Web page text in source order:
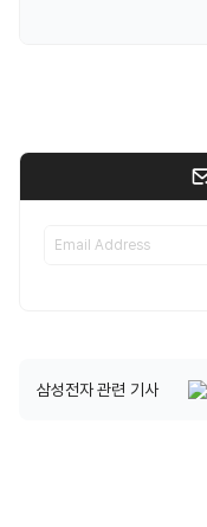
삼성전자 관련 기사